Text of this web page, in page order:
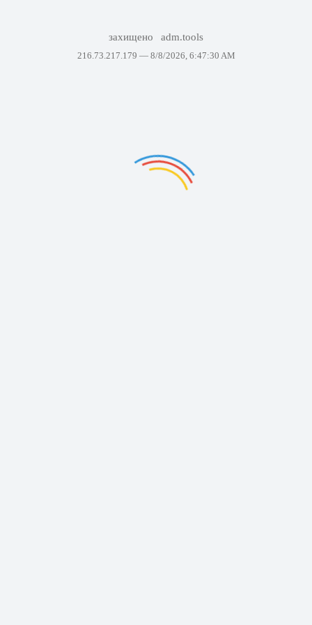
захищено adm.tools
216.73.217.179 — 8/8/2026, 6:47:30 AM